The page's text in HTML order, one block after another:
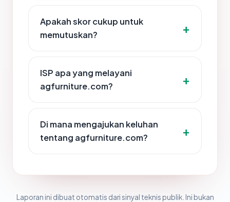
Apakah skor cukup untuk
memutuskan?
ISP apa yang melayani
agfurniture.com?
Di mana mengajukan keluhan
tentang agfurniture.com?
Laporan ini dibuat otomatis dari sinyal teknis publik. Ini bukan